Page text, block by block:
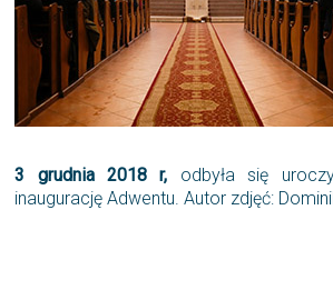
3 grudnia 2018 r, odbyła się
inaugurację Adwentu. Autor zdjęć: